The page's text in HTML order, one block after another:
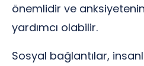
önemlidir ve
yardımcı olabilir.
Sosyal bağlantılar,